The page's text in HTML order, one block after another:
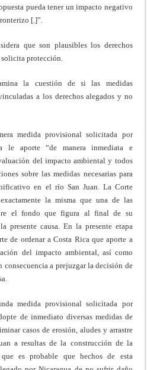
pueda tener un impacto negativo
[.]”.
que son plausibles los derechos
protección.
la cuestión de si las medidas
a los derechos alegados y no
medida provisional solicitada por
le aporte “de manera inmediata e
del impacto ambiental y todos
sobre las medidas necesarias para
en el río San Juan. La Corte
la misma que una de las
el fondo que figura al final de su
presente causa. En la presente etapa
de ordenar a Costa Rica que aporte a
del impacto ambiental, así como
a prejuzgar la decisión de
medida provisional solicitada por
de inmediato diversas medidas de
casos de erosión, aludes y arrastre
a resultas de la construcción de la
es probable que hechos de esta